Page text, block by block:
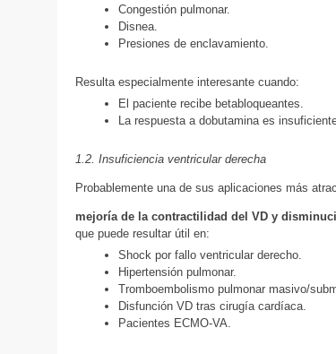
Congestión pulmonar.
Disnea.
Presiones de enclavamiento.
Resulta especialmente interesante cuando:
El paciente recibe betabloqueantes.
La respuesta a dobutamina es
1.2. Insuficiencia ventricular derecha
Probablemente una de sus aplicaciones más
mejoría de la contractilidad del VD y
que puede resultar útil en:
Shock por fallo ventricular derecho.
Hipertensión pulmonar.
Tromboembolismo pulmonar masivo/
Disfunción VD tras cirugía cardíaca.
Pacientes ECMO-VA.